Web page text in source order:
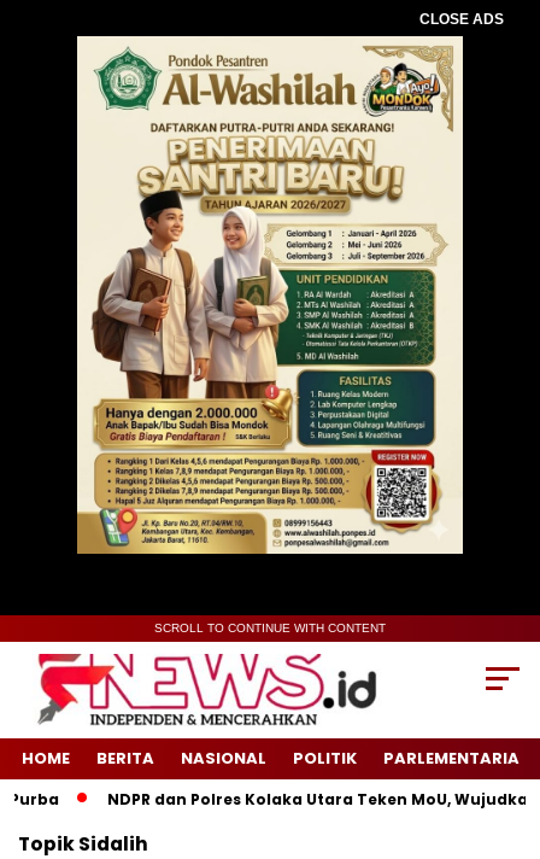
CLOSE ADS
SCROLL TO CONTINUE WITH CONTENT
HOME BERITA NASIONAL POLITIK PARLEMENTARIA
NDPR dan Polres Kolaka Utara Teken MoU,
TopikSidalih